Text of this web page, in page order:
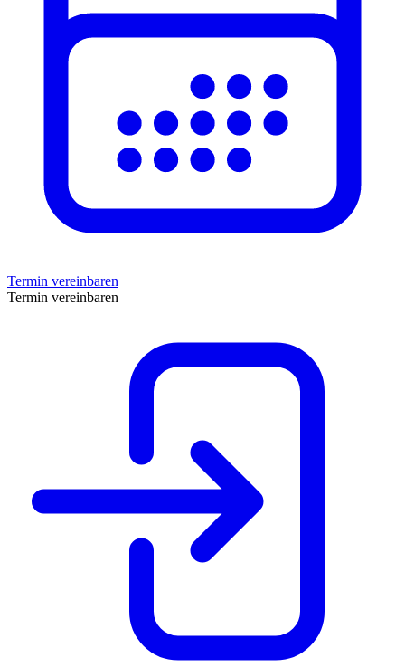
Termin vereinbaren
Termin vereinbaren